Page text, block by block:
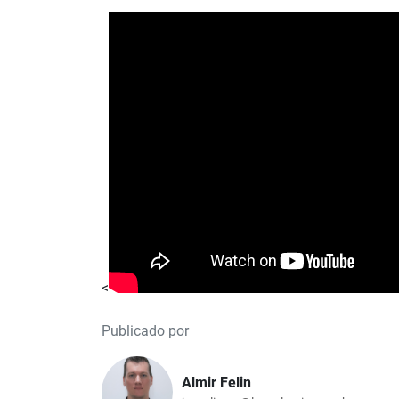
<
Publicado por
Almir Felin